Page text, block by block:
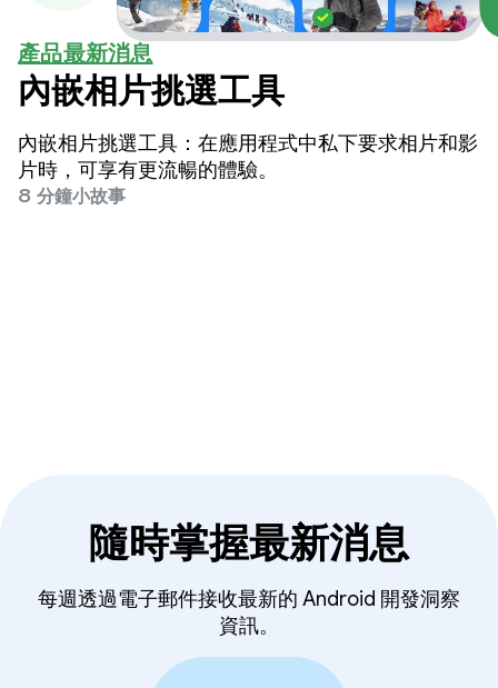
產品最新消息
內嵌相片挑選工具
內嵌相片挑選工具：在應用程式中私下要求相片和影
片時，可享有更流暢的體驗。
8 分鐘小故事
隨時掌握最新消息
每週透過電子郵件接收最新的 Android 開發洞察
資訊。